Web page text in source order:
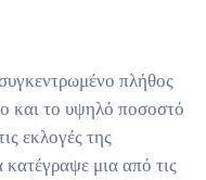
πλήθος
και το υψηλό ποσοστό
εκλογές της
μια από τις